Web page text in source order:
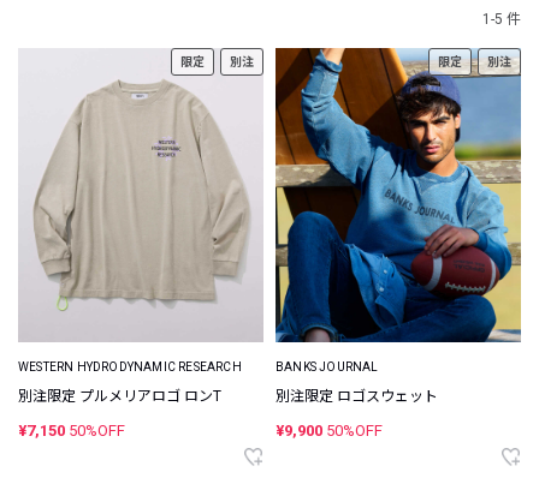
1-5 件
限定 別注
WESTERN HYDRODYNAMIC RESEARCH
別注限定 プルメリアロゴ ロンT
¥7,150 50%OFF
限定 別注
BANKS JOURNAL
別注限定 ロゴスウェット
¥9,900 50%OFF